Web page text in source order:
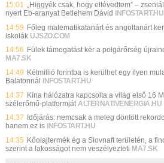
15:01 „Higgyék csak, hogy eltévedtem” –
nyert Eb-aranyat Betlehem Dávid
INFOSTART.HU
14:59 Főleg matematikatanárt és angoltanárt
iskolák UJSZO.COM
14:56 Fülek támogatást kér a polgárőrség
MA7.SK
14:49 Kétmillió forintba is kerülhet egy ilyen
Balatonnál
INFOSTART.HU
14:37 Kína hálózatra kapcsolta a világ első 16
szélerőmű-platformját ALTERNATIVENERGIA.HU
14:37
Időjárás: nemcsak a meleg döntött
hanem ez is INFOSTART.HU
14:35 Kőolajtermék ég a Slovnaft területén, a
szerint a lakosságot nem veszélyezteti MA7.SK